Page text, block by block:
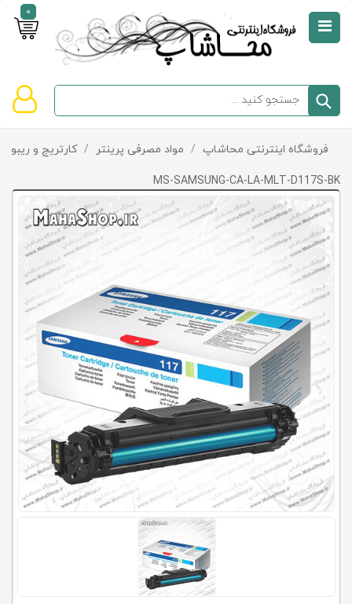
0
صفحه
دسته‌بندی
تخفیف‌ها
و
پیشنهادها
تماس
با
ما
محاشاپ
سبد
خالی
است
فروشگاه اینترنتی محاشاپ / مواد مصرفی پرینتر / کارتریج و ریبون
MS-SAMSUNG-CA-LA-MLT-D117S-BK